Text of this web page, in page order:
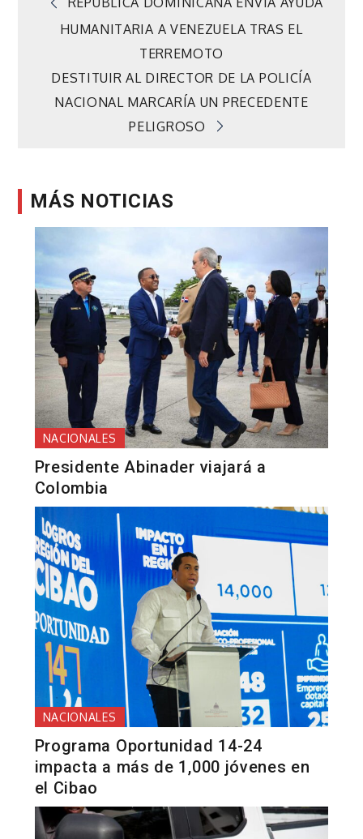
Navegación
entradas
HUMANITARIA A VENEZUELA TRAS EL
TERREMOTO
DESTITUIR AL DIRECTOR DE LA POLICÍA
NACIONAL MARCARÍA UN PRECEDENTE
PELIGROSO
MÁS NOTICIAS
NACIONALES
Presidente Abinader viajará a
Colombia
NACIONALES
Programa Oportunidad 14-24
impacta a más de 1,000 jóvenes en
el Cibao